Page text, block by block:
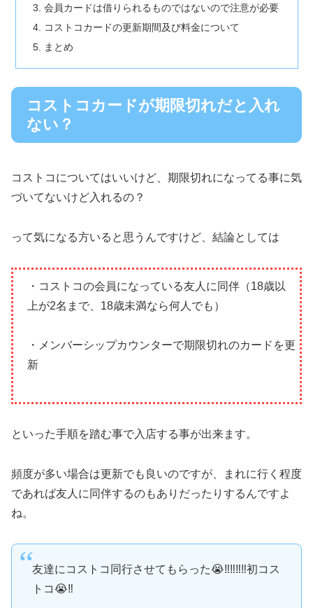
会員カードは借りられるものではないので注意が必要
コストコカードの更新期間及び料金について
まとめ
コストコカードが期限切れだと入れ
ない？
コストコについてはいいけど、期限切れになってる事に気
づいてないけど入れるの？
って気になる方いると思うんですけど、結論としては
・コストコの会員になっている友人に同伴（18歳以
上が2名まで、18歳未満なら何人でも）
・メンバーシップカウンターで期限切れのカードを更
新
といった手順を踏む事で入店する事が出来ます。
頻度が多い場合は更新でも良いのですが、まれに行く程度
であれば友人に同伴するのもありだったりするんですよ
ね。
友達にコストコ同行させてもらった😭‼️‼️‼️‼️初コス
トコ😭‼️